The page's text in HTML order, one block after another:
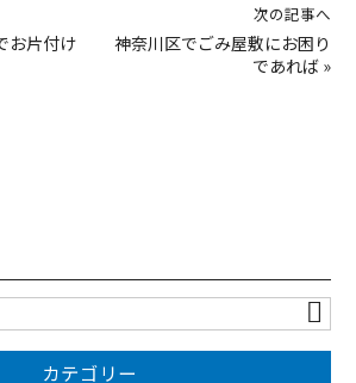
お片付け
次の記事へ
神奈川区でごみ屋敷にお困り
であれば »
カテゴリー